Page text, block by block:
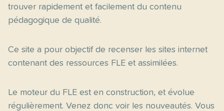
trouver rapidement et facilement du contenu
pédagogique de qualité.
Ce site a pour objectif de recenser les sites internet
contenant des ressources FLE et assimilées.
Le moteur du FLE est en construction, et évolue
régulièrement. Venez donc voir les nouveautés. Vous